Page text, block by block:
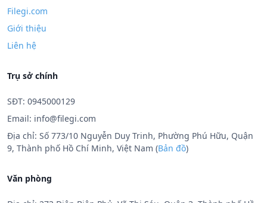
Filegi.com
Giới thiệu
Liên hệ
Trụ sở chính
SĐT: 0945000129
Email: info@filegi.com
Địa chỉ: Số 773/10 Nguyễn Duy Trinh, Phường Phú Hữu, Quận
9, Thành phố Hồ Chí Minh, Việt Nam (Bản đồ)
Văn phòng